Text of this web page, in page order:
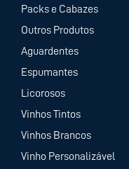
Packs e Cabazes
Outros Produtos
Aguardentes
Espumantes
Licorosos
Vinhos Tintos
Vinhos Brancos
Vinho Personalizável